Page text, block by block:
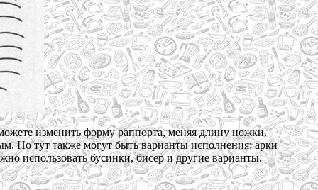
изменить форму раппорта, меняя длину ножки.
Но тут также могут быть варианты исполнения: арки
использовать бусинки, бисер и другие варианты.